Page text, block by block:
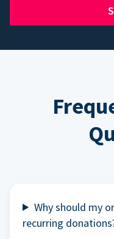
Why should my
recurring